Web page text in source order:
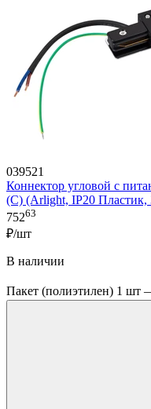
039521
Коннектор угловой с
(C) (Arlight, IP20 Пластик,
75263
₽/шт
В наличии
Пакет (полиэтилен) 1 шт